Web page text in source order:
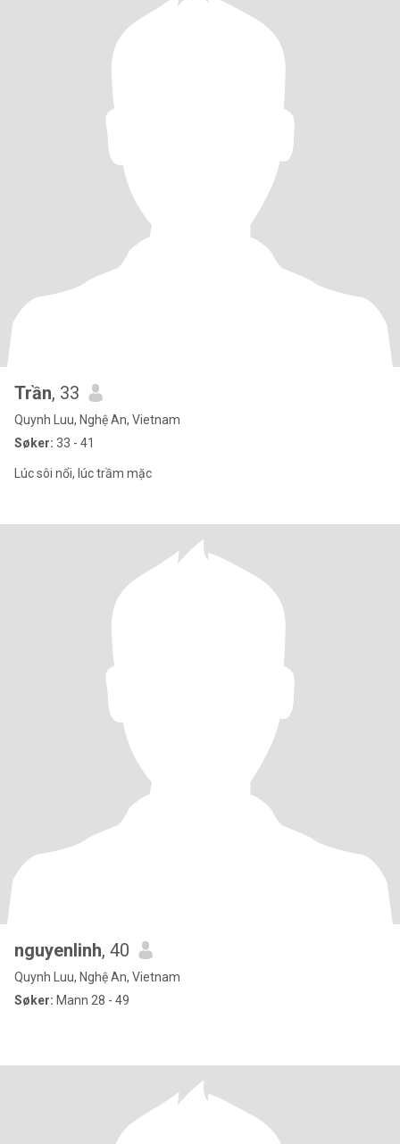
Trần, 33
Quynh Luu, Nghệ An, Vietnam
Søker: 33 - 41
Lúc sôi nổi, lúc trầm mặc
nguyenlinh, 40
Quynh Luu, Nghệ An, Vietnam
Søker: Mann 28 - 49